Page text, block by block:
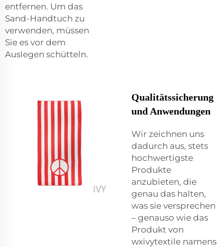
entfernen. Um das
Sand-Handtuch zu
verwenden, müssen
Sie es vor dem
Auslegen schütteln.
Qualitätssicherung
und Anwendungen
Wir zeichnen uns
dadurch aus, stets
hochwertigste
Produkte
anzubieten, die
genau das halten,
was sie versprechen
– genauso wie das
Produkt von
wxivytextile namens